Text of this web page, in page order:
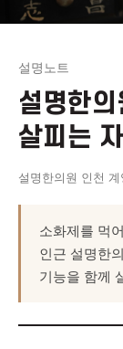
설명노트
설명한
살피는
설명한의원 인천 계
소화제를 먹
인근 설명한
기능을 함께